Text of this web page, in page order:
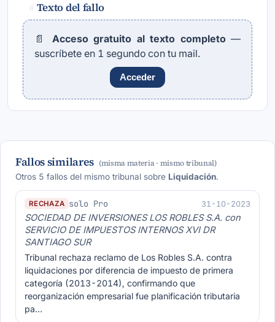
# Texto del fallo
📄 Acceso gratuito al texto completo—
suscríbete en 1 segundo con tu mail.
Acceder
Fallos similares (misma materia · mismo tribunal)
Otros 5 fallos del mismo tribunal sobre Liquidación.
RECHAZA solo Pro 31-10-2023
SOCIEDAD DE INVERSIONES LOS ROBLES S.A. con
SERVICIO DE IMPUESTOS INTERNOS XVI DR
SANTIAGO SUR
Tribunal rechaza reclamo de Los Robles S.A. contra
liquidaciones por diferencia de impuesto de primera
categoría (2013-2014), confirmando que
reorganización empresarial fue planificación tributaria
pa…